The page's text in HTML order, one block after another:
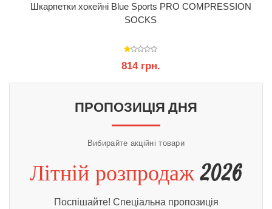
Шкарпетки хокейні Blue Sports PRO COMPRESSION
SOCKS
814 грн.
ПРОПОЗИЦІЯ ДНЯ
Вибирайте акційні товари
Літній розпродаж2026
Поспішайте! Спеціальна пропозиція